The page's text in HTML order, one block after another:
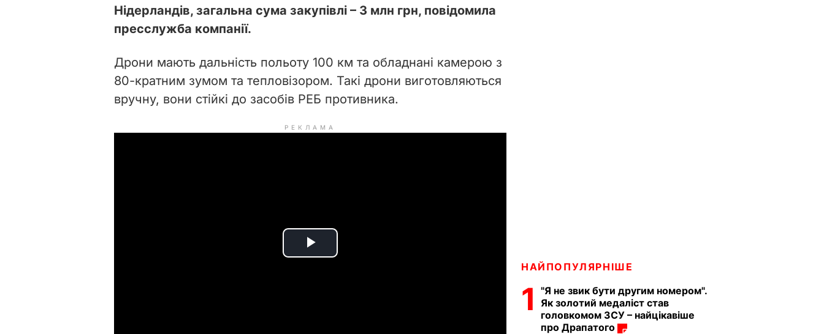
Нідерландів, загальна сума закупівлі – 3 млн грн, повідомила
пресслужба компанії.
Дрони мають дальність польоту 100 км та обладнані камерою з
80-кратним зумом та тепловізором. Такі дрони виготовляються
вручну, вони стійкі до засобів РЕБ противника.
РЕКЛАМА
P
НАЙПОПУЛЯРНІШЕ
1
"Я не звик бути другим номером".
Як золотий медаліст став
головкомом ЗСУ – найцікавіше
про Драпатого